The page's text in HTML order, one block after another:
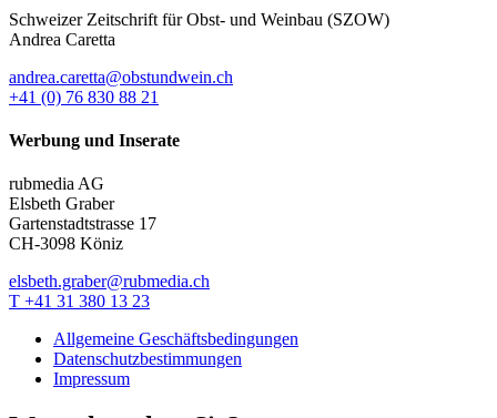
Schweizer Zeitschrift für Obst- und Weinbau (SZOW)
Andrea Caretta
andrea.caretta@obstundwein.ch
+41 (0) 76 830 88 21
Werbung und Inserate
rubmedia AG
Elsbeth Graber
Gartenstadtstrasse 17
CH-3098 Köniz
elsbeth.graber@rubmedia.ch
T +41 31 380 13 23
Allgemeine Geschäftsbedingungen
Datenschutzbestimmungen
Impressum